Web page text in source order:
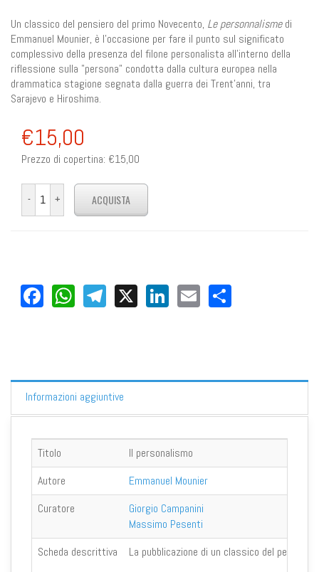
Un classico del pensiero del primo Novecento, Le personnalismedi
Emmanuel Mounier, è l’occasione per fare il punto sul significato
complessivo della presenza del filone personalista all’interno della
riflessione sulla "persona" condotta dalla cultura europea nella
drammatica stagione segnata dalla guerra dei Trent’anni, tra
Sarajevo e Hiroshima.
€15,00
Prezzo di copertina: €15,00
Facebook
WhatsApp
Telegram
X LinkedIn
Email
Informazioni aggiuntive
Titolo
Il personalismo
Autore
Emmanuel Mounier
Curatore
Giorgio Campanini
Massimo Pesenti
Scheda descrittiva
La pubblicazione di un classico del